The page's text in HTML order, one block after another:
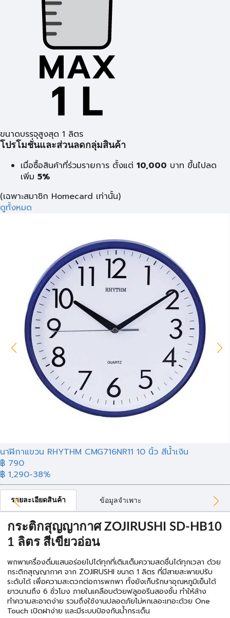
ขนาดบรรจุสูงสุด 1 ลิตร
โปรโมชั่นและส่วนลดกลุ่มสินค้า
เมื่อซื้อสินค้าที่ร่วมรายการ ตั้งแต่ 10,000 บาท ขึ้นไปลด
เพิ่ม 5%
(เฉพาะสมาชิก Homecard เท่านั้น)
ดูทั้งหมด
นาฬิกาแขวน RHYTHM CMG716NR11 10 นิ้ว สีน้ำเงิน
฿ 790
฿ 1,290-38%
รายละเอียดสินค้า ข้อมูลจำเพาะ
กระติกสุญญากาศ ZOJIRUSHI SD-HB10
1 ลิตร สีเขียวอ่อน
พกพาเครื่องดื่มแสนอร่อยไปได้ทุกที่เติมเต็มความสดชื่นได้ทุกเวลา ด้วย
กระติกสุญญากาศ จาก ZOJIRUSHI ขนาด 1 ลิตร ที่มีสายสะพายปรับ
ระดับได้ เพื่อความสะดวกต่อการพกพา ทั้งยังเก็บรักษาอุณหภูมิเย็นได้
ยาวนานถึง 6 ชั่วโมง ภายในเคลือบด้วยฟลูออรีนสองชั้น ทำให้ล้าง
ทำความสะอาดง่าย รวมถึงใช้งานปลอดภัยไม่หกเลอะเทอะด้วย One
Touch เปิดฝาง่าย และมีระบบป้องกันน้ำกระเด็น